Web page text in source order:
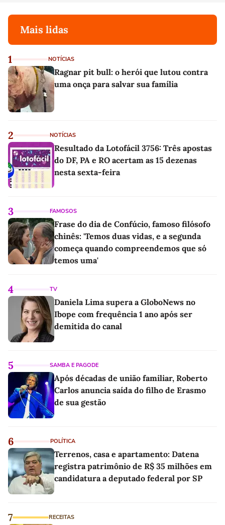
Mais lidas
1 NOTÍCIAS
Ragnar pit bull: o herói que lutou contra
uma onça para salvar sua família
2 NOTÍCIAS
Resultado da Lotofácil 3756: Três apostas
do DF, PA e RO acertam as 15 dezenas
nesta sexta-feira
3 FAMOSOS
Frase do dia de Confúcio, famoso filósofo
chinês: 'Temos duas vidas, e a segunda
começa quando compreendemos que só
temos uma'
4 TV
Daniela Lima supera a GloboNews no
Ibope com frequência 1 ano após ser
demitida do canal
5 SAMBA E PAGODE
Após décadas de união familiar, Roberto
Carlos anuncia saída do filho de Erasmo
de sua gestão
6 POLÍTICA
Terrenos, casa e apartamento: Datena
registra patrimônio de R$ 35 milhões em
candidatura a deputado federal por SP
7 RECEITAS